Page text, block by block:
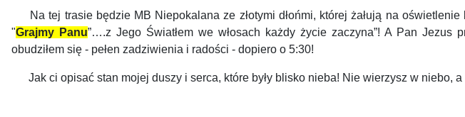
Na tej trasie będzie MB Niepokalana ze złotymi dłońmi, której żałują na oświetlenie
"Grajmy Panu”….z Jego Światłem we włosach każdy życie zaczyna”! A Pan Jezus
obudziłem się - pełen zadziwienia i radości - dopiero o 5:30!
Jak ci opisać stan mojej duszy i serca, które były blisko nieba! Nie wierzysz w niebo,